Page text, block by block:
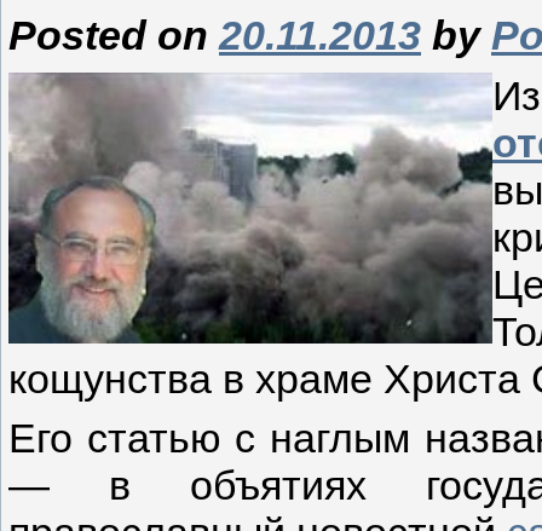
Posted on20.11.2013 by
кощунства в храме Христа
Его статью с наглым
— в объятиях